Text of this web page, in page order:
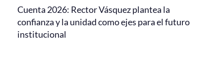
Cuenta 2026: Rector Vásquez plantea la
confianza y la unidad como ejes para el futuro
institucional